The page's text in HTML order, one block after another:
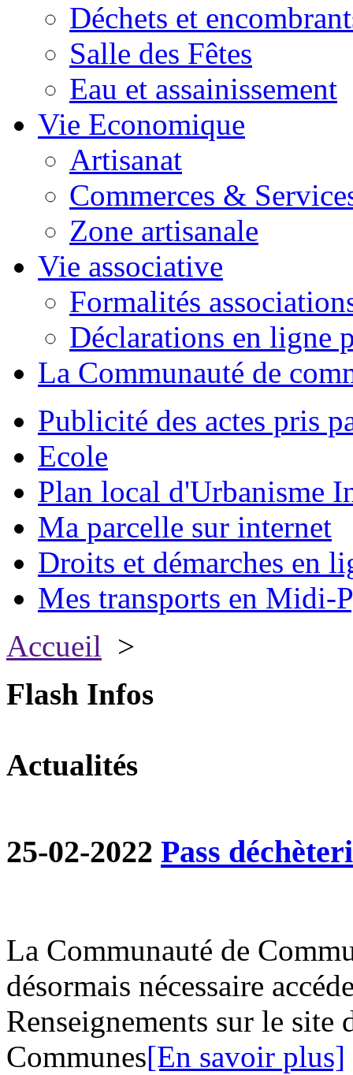
Déchets et
Salle des Fêtes
Eau et assainissement
Vie Economique
Artisanat
Commerces &
Zone artisanale
Vie associative
Formalités
Déclarations en ligne
La Communauté de
Publicité des actes pris
Ecole
Plan local d'Urbanisme
Ma parcelle sur internet
Droits et démarches en
Mes transports en Midi-
Accueil >
Flash Infos
Actualités
25-02-2022 Pass
La Communauté de
désormais nécessaire
Renseignements sur le site
Communes[En savoir plus]